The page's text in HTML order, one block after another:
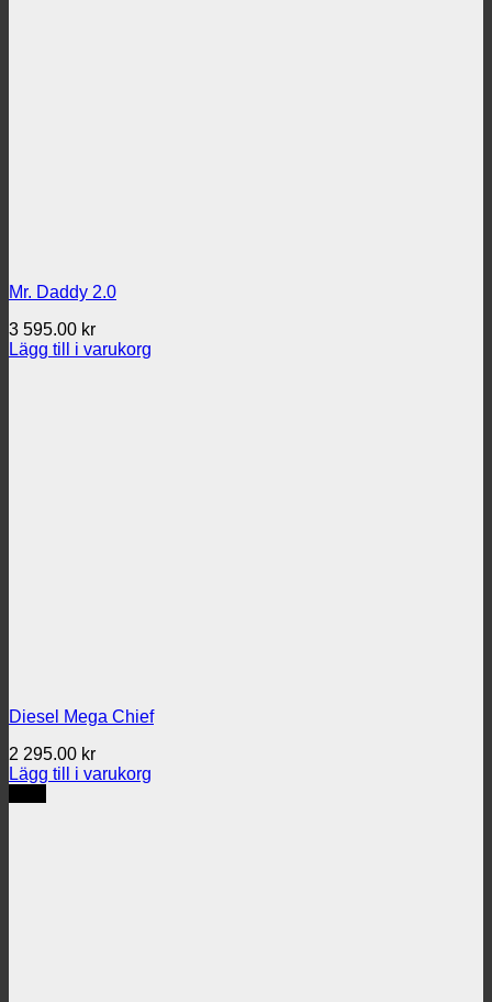
Mr. Daddy 2.0
3 595.00 kr
Lägg till i varukorg
Diesel Mega Chief
2 295.00 kr
Lägg till i varukorg